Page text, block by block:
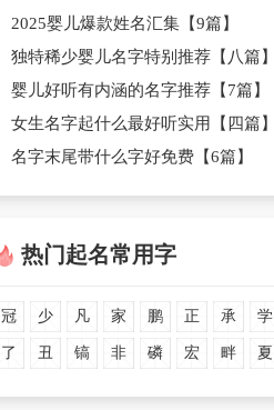
2025婴儿爆款姓名汇集【9篇】
独特稀少婴儿名字特别推荐【八篇】
婴儿好听有内涵的名字推荐【7篇】
女生名字起什么最好听实用【四篇】
名字末尾带什么字好免费【6篇】
热门起名常用字
冠 少 凡 家 鹏 正 承 学
了 丑 镐 非 磷 宏 畔 夏